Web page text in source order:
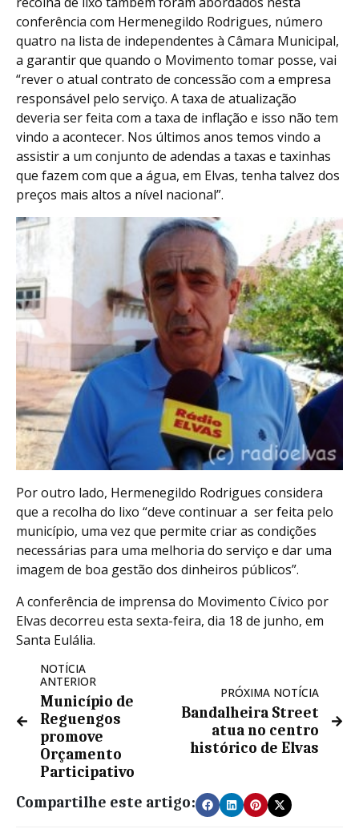
conferência com Hermenegildo Rodrigues, número
quatro na lista de independentes à Câmara Municipal,
a garantir que quando o Movimento tomar posse, vai
“rever o atual contrato de concessão com a empresa
responsável pelo serviço. A taxa de atualização
deveria ser feita com a taxa de inflação e isso não tem
vindo a acontecer. Nos últimos anos temos vindo a
assistir a um conjunto de adendas a taxas e taxinhas
que fazem com que a água, em Elvas, tenha talvez dos
preços mais altos a nível nacional”.
Por outro lado, Hermenegildo Rodrigues considera
que a recolha do lixo “deve continuar a ser feita pelo
município, uma vez que permite criar as condições
necessárias para uma melhoria do serviço e dar uma
imagem de boa gestão dos dinheiros públicos”.
A conferência de imprensa do Movimento Cívico por
Elvas decorreu esta sexta-feira, dia 18 de junho, em
Santa Eulália.
NOTÍCIA
ANTERIOR
Município de
Reguengos
promove
Orçamento
Participativo
PRÓXIMA NOTÍCIA
Bandalheira Street
atua no centro
histórico de Elvas
Compartilhe este artigo: